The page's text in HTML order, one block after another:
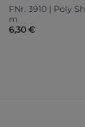
FNr. 3910 | Poly
m
6,30 €